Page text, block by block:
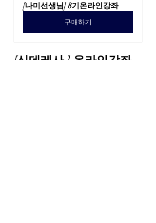
[나미선생님] 8기온라인강좌
구매하기
[신데레사 ] 온라인강좌